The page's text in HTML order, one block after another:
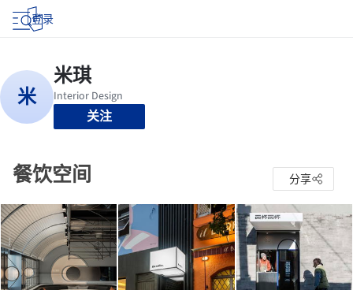
登录
关注
餐饮空间 分享